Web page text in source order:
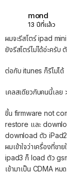
mond
13 ปีที่แล้ว
ผมจะรีสโตร์ ipad
ยังรีสโตร์ไม่ได้อ่ะครับ
ต่อกับ itunes ก็รีไม่ได้
เคลสเดียวกับคนนี้เลย
ขี้น firmware not
restore และ
download ตัว
ผมเข้าใจว่าเครื่องที่ข
ipad3 ก็ load ตัว
เข้ามาเป็น CDMA หม